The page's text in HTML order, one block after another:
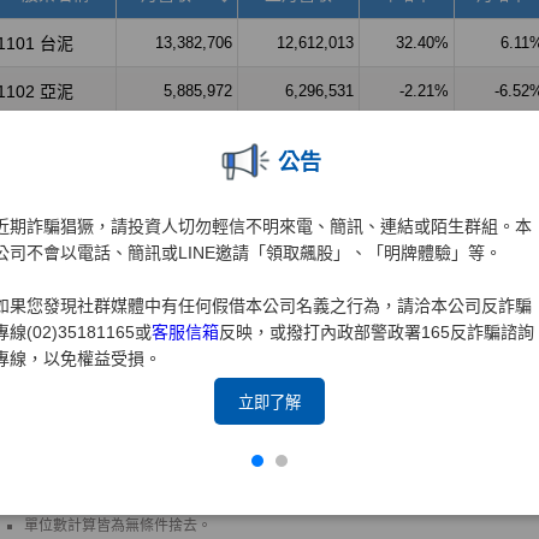
公告
期詐騙猖獗，請投資人切勿輕信不明來電、簡訊、連結或陌生群組。本
司不會以電話、簡訊或LINE邀請「領取飆股」、「明牌體驗」等。
果您發現社群媒體中有任何假借本公司名義之行為，請洽本公司反詐騙
線(02)35181165或客服信箱反映，或撥打內政部警政署165反詐騙諮詢
線，以免權益受損。
立即了解